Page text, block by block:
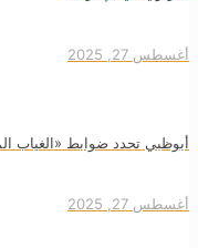
أغسطس 27, 2025
أبوظبي تحدد ضوابط «الغياب
أغسطس 27, 2025